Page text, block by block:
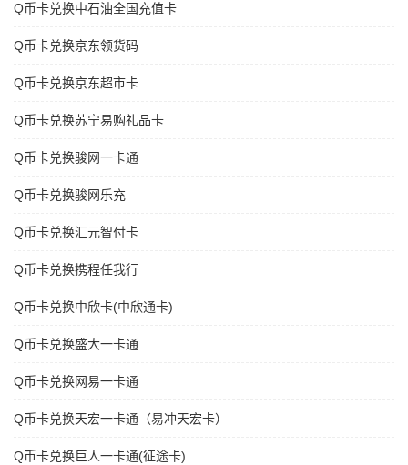
Q币卡兑换中石油全国充值卡
Q币卡兑换京东领货码
Q币卡兑换京东超市卡
Q币卡兑换苏宁易购礼品卡
Q币卡兑换骏网一卡通
Q币卡兑换骏网乐充
Q币卡兑换汇元智付卡
Q币卡兑换携程任我行
Q币卡兑换中欣卡(中欣通卡)
Q币卡兑换盛大一卡通
Q币卡兑换网易一卡通
Q币卡兑换天宏一卡通（易冲天宏卡）
Q币卡兑换巨人一卡通(征途卡)